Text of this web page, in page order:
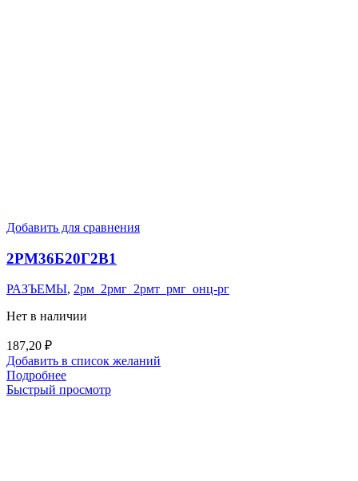
Добавить для сравнения
2РМ36Б20Г2В1
РАЗЪЕМЫ, 2рм_2рмг_2рмт_рмг_онц-рг
Нет в наличии
187,20 ₽
Добавить в список желаний
Подробнее
Быстрый просмотр